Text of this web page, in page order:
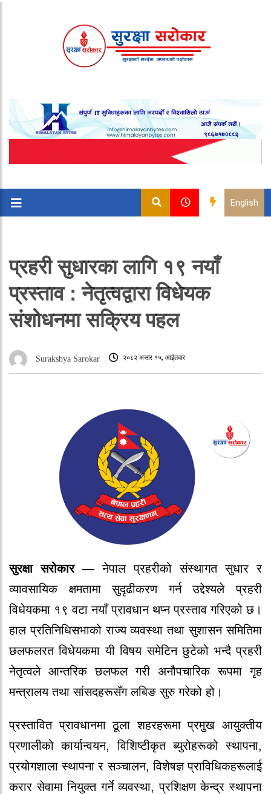
English
प्रहरी सुधारका लागि १९ नयाँ
प्रस्ताव : नेतृत्वद्वारा विधेयक
संशोधनमा सक्रिय पहल
Surakshya Sarokar २०८२ असार १५, आईतवार
सुरक्षा सरोकार — नेपाल प्रहरीको संस्थागत सुधार र
व्यावसायिक क्षमतामा सुदृढीकरण गर्न उद्देश्यले प्रहरी
विधेयकमा १९ वटा नयाँ प्रावधान थप्न प्रस्ताव गरिएको छ।
हाल प्रतिनिधिसभाको राज्य व्यवस्था तथा सुशासन समितिमा
छलफलरत विधेयकमा यी विषय समेटिन छुटेको भन्दै प्रहरी
नेतृत्वले आन्तरिक छलफल गरी अनौपचारिक रूपमा गृह
मन्त्रालय तथा सांसदहरूसँग लबिङ सुरु गरेको हो।
प्रस्तावित प्रावधानमा ठूला शहरहरूमा प्रमुख आयुक्तीय
प्रणालीको कार्यान्वयन, विशिष्टीकृत ब्युरोहरूको स्थापना,
प्रयोगशाला स्थापना र सञ्चालन, विशेषज्ञ प्राविधिकहरूलाई
करार सेवामा नियुक्त गर्ने व्यवस्था, प्रशिक्षण केन्द्र स्थापना